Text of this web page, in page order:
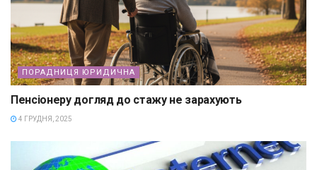
ПОРАДНИЦЯ ЮРИДИЧНА
Пенсіонеру догляд до стажу не зарахують
4 ГРУДНЯ, 2025